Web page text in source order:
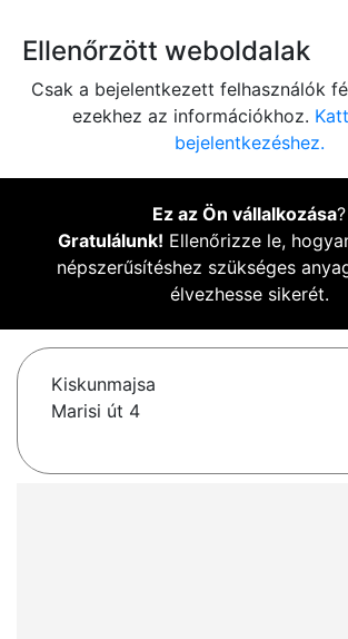
Ellenőrzött weboldalak
Csak a bejelentkezett felhasználók
ezekhez az információkhoz.
bejelentkezéshez.
Ez az Ön vállalkozása?
Gratulálunk! Ellenőrizze le,
népszerűsítéshez szükséges
élvezhesse sikerét.
Kiskunmajsa
Marisi út 4